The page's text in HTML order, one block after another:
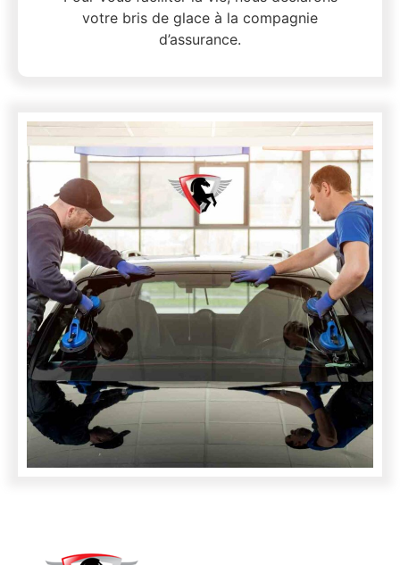
votre bris de glace à la compagnie
d’assurance.